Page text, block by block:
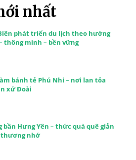
nhất
phát triển du lịch theo hướng
thông minh – bền vững
bánh tẻ Phú Nhi – nơi lan tỏa
xứ Đoài
bần Hưng Yên – thức quà quê giản
thương nhớ